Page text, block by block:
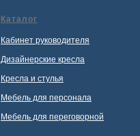
Каталог
Кабинет руководителя
Дизайнерские кресла
Кресла и стулья
Мебель для персонала
Мебель для переговорной